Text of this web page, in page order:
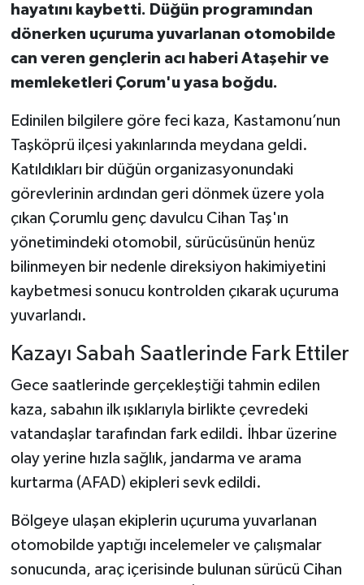
hayatını kaybetti. Düğün programından
dönerken uçuruma yuvarlanan otomobilde
can veren gençlerin acı haberi Ataşehir ve
memleketleri Çorum'u yasa boğdu.
Edinilen bilgilere göre feci kaza, Kastamonu’nun
Taşköprü ilçesi yakınlarında meydana geldi.
Katıldıkları bir düğün organizasyonundaki
görevlerinin ardından geri dönmek üzere yola
çıkan Çorumlu genç davulcu Cihan Taş'ın
yönetimindeki otomobil, sürücüsünün henüz
bilinmeyen bir nedenle direksiyon hakimiyetini
kaybetmesi sonucu kontrolden çıkarak uçuruma
yuvarlandı.
Kazayı Sabah Saatlerinde Fark Ettiler
Gece saatlerinde gerçekleştiği tahmin edilen
kaza, sabahın ilk ışıklarıyla birlikte çevredeki
vatandaşlar tarafından fark edildi. İhbar üzerine
olay yerine hızla sağlık, jandarma ve arama
kurtarma (AFAD) ekipleri sevk edildi.
Bölgeye ulaşan ekiplerin uçuruma yuvarlanan
otomobilde yaptığı incelemeler ve çalışmalar
sonucunda, araç içerisinde bulunan sürücü Cihan